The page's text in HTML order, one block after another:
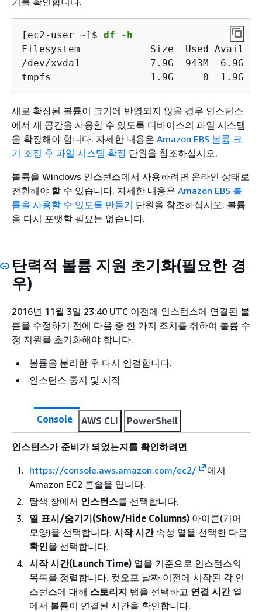
[ec2-user ~]$ df -h
Filesystem            Size  Used Avail
/dev/xvda1            7.9G  943M  6.9G
tmpfs                 1.9G     0  1.9G
새로 확장된 볼륨이 크기에 반영되지 않을 경우 인스턴스
에서 새 공간을 사용할 수 있도록 디바이스의 파일 시스템
을 확장해야 합니다. 자세한 내용은 Amazon EBS 볼륨 크
기 조정 후 파일 시스템 확장 단원을 참조하십시오.
볼륨을 Windows 인스턴스에서 사용하려면 온라인 상태로
전환해야 할 수 있습니다. 자세한 내용은 Amazon EBS 볼
륨을 사용할 수 있도록 만들기 단원을 참조하십시오. 볼륨
을 다시 포맷할 필요는 없습니다.
탄력적 볼륨 지원 초기화(필요한 경
우)
2016년 11월 3일 23:40 UTC 이전에 인스턴스에 연결된 볼
륨을 수정하기 전에 다음 중 한 가지 조치를 취하여 볼륨 수
정 지원을 초기화해야 합니다.
볼륨을 분리한 후 다시 연결합니다.
인스턴스 중지 및 시작
Console AWS CLI PowerShell
인스턴스가 준비가 되었는지를 확인하려면
https://console.aws.amazon.com/ec2/
에서
Amazon EC2 콘솔을 엽니다.
탐색 창에서 인스턴스를 선택합니다.
열 표시/숨기기(Show/Hide Columns) 아이콘(기어
모양)을 선택합니다. 시작 시간속성 열을 선택한 다음
확인을 선택합니다.
시작 시간(Launch Time) 열을 기준으로 인스턴스의
목록을 정렬합니다. 컷오프 날짜 이전에 시작된 각 인
스턴스에 대해 스토리지 탭을 선택하고 연결 시간열
에서 볼륨이 연결된 시간을 확인합니다.